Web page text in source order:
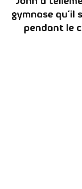
gymnase qu’il
pendant le